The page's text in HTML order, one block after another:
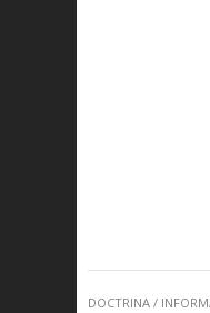
DOCTRINA /